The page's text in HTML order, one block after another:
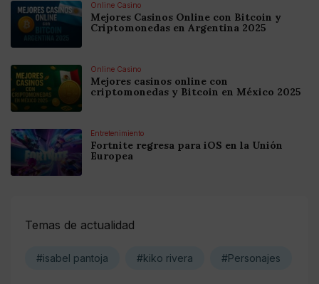
Online Casino
Mejores Casinos Online con Bitcoin y
Criptomonedas en Argentina 2025
Online Casino
Mejores casinos online con
criptomonedas y Bitcoin en México 2025
Entretenimiento
Fortnite regresa para iOS en la Unión
Europea
Temas de actualidad
#isabel pantoja #kiko rivera #Personajes